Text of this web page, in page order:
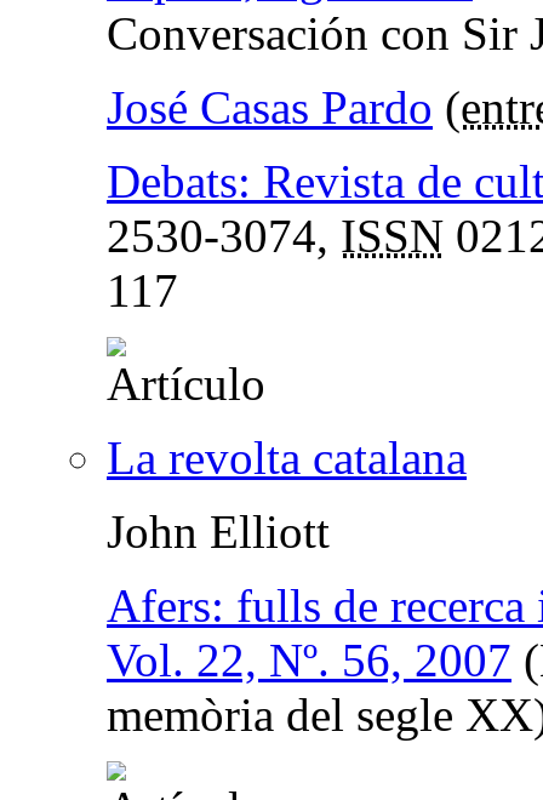
Conversación con Sir
José Casas Pardo (
Debats: Revista de
2530-3074, ISSN
117
La revolta catalana
John Elliott
Afers: fulls de recerca
Vol. 22, Nº. 56, 2007
memòria del segle